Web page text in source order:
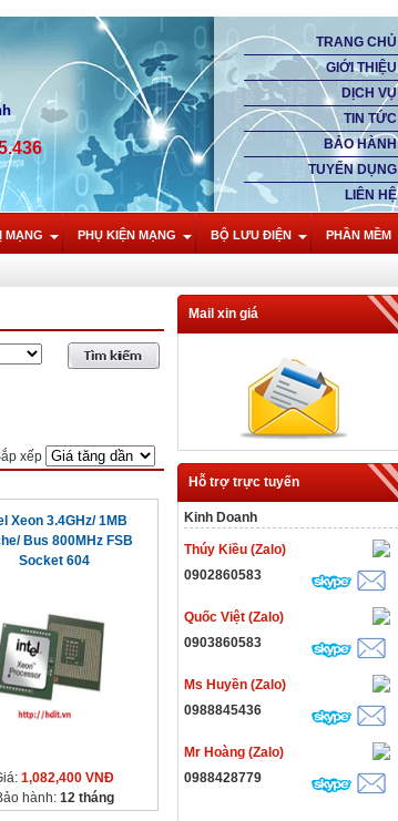
TRANG CHỦ
GIỚI THIỆU
DỊCH VỤ
TIN TỨC
BẢO HÀNH
TUYỂN DỤNG
LIÊN HỆ
MẠNG PHỤ KIỆN MẠNG BỘ LƯU ĐIỆN PHẦN MỀM
xếp
Xeon 3.4GHz/ 1MB
Bus 800MHz FSB
Socket 604
1,082,400 VNĐ
hành: 12 tháng
Mail xin giá
Hỗ trợ trực tuyến
Kinh Doanh
Thúy Kiều (Zalo)
0902860583
Quốc Việt (Zalo)
0903860583
Ms Huyền (Zalo)
0988845436
Mr Hoàng (Zalo)
0988428779